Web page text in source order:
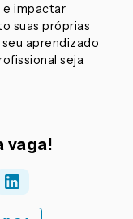
e impactar
suas próprias
aprendizado
seja
vaga!